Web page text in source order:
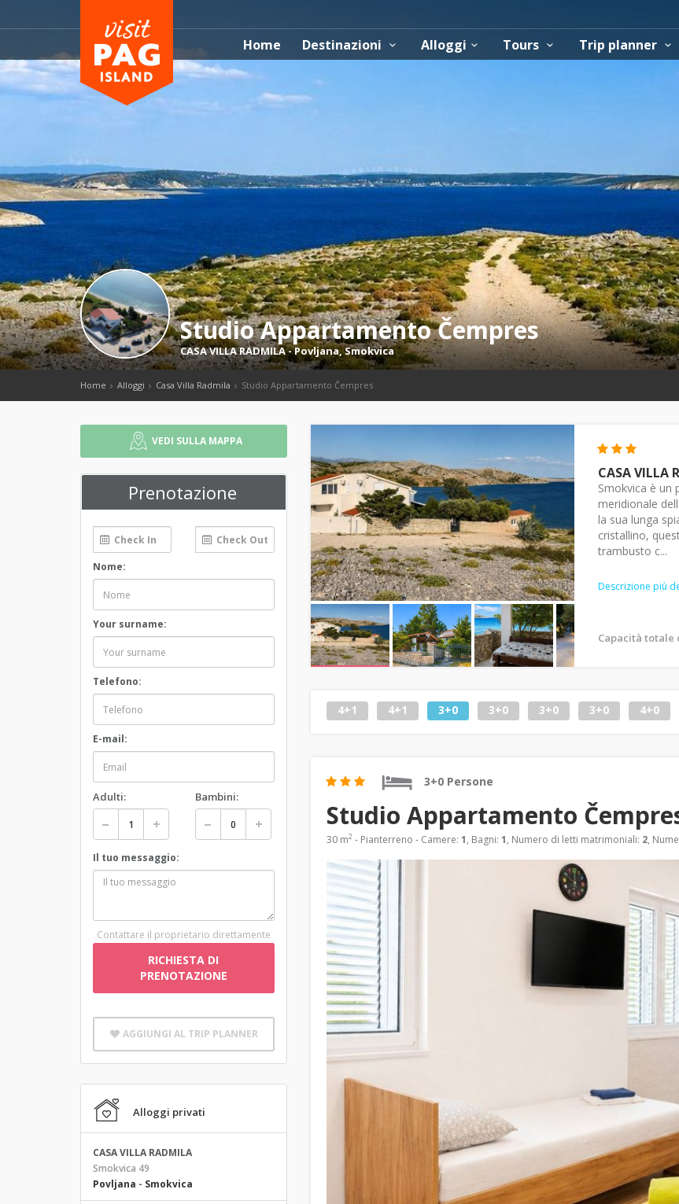
Home Destinazioni Alloggi Tours Trip planner
Studio Appartamento Čempres
CASA VILLA RADMILA-Povljana,Smokvica
Home Alloggi Casa Villa Radmila Studio Appartamento Čempres
VEDI SULLA MAPPA
Prenotazione
Nome:
Your surname:
Telefono:
E-mail:
Adulti: Bambini:
Il tuo messaggio:
Contattare il proprietario direttamente
RICHIESTA DI
PRENOTAZIONE
AGGIUNGI AL TRIP PLANNER
Alloggi privati
CASA VILLA RADMILA
Smokvica 49
Povljana - Smokvica
CASA VILLA
Smokvica è un
meridionale
la sua lunga
cristallino,
trambusto c...
Descrizione più
Capacità totale
4+1 4+1 3+0 3+0 3+0 3+0 4+0
3+0 Persone
Studio Appartamento
30 m2 - Pianterreno - Camere: 1, Bagni: 1, Numero di letti matrimoniali: 2,